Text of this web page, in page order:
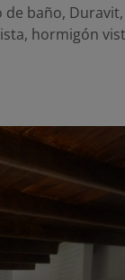
de baño, Duravit,
, hormigón